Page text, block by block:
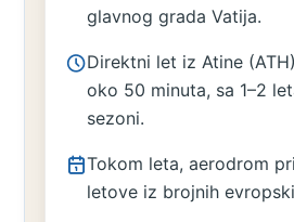
glavnog grada Vatija.
Direktni let iz Atine
oko 50 minuta, sa 1–2
sezoni.
Tokom leta, aerodrom
letove iz brojnih